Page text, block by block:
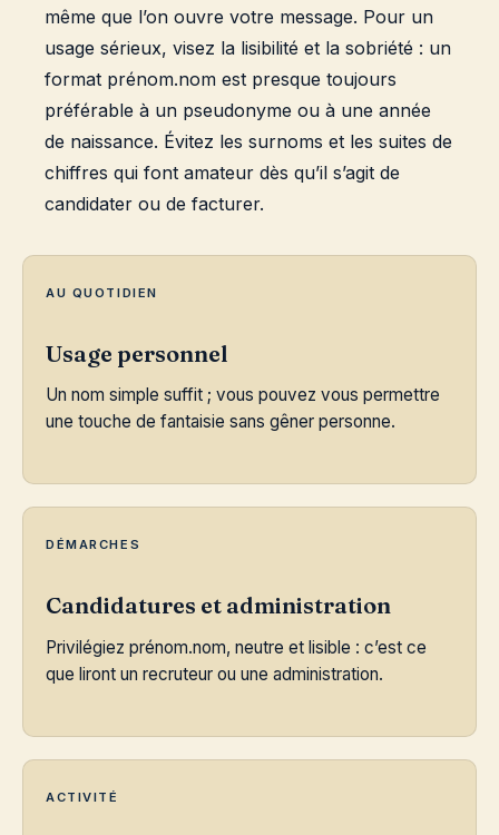
même que l’on ouvre votre message. Pour un
usage sérieux, visez la lisibilité et la sobriété : un
format prénom.nom est presque toujours
préférable à un pseudonyme ou à une année
de naissance. Évitez les surnoms et les suites de
chiffres qui font amateur dès qu’il s’agit de
candidater ou de facturer.
AU QUOTIDIEN
Usage personnel
Un nom simple suffit ; vous pouvez vous permettre
une touche de fantaisie sans gêner personne.
DÉMARCHES
Candidatures et administration
Privilégiez prénom.nom, neutre et lisible : c’est ce
que liront un recruteur ou une administration.
ACTIVITÉ